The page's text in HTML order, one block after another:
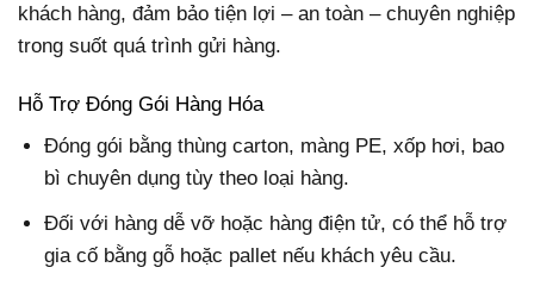
khách hàng, đảm bảo tiện lợi – an toàn – chuyên nghiệp
trong suốt quá trình gửi hàng.
Hỗ Trợ Đóng Gói Hàng Hóa
Đóng gói bằng thùng carton, màng PE, xốp hơi, bao
bì chuyên dụng tùy theo loại hàng.
Đối với hàng dễ vỡ hoặc hàng điện tử, có thể hỗ trợ
gia cố bằng gỗ hoặc pallet nếu khách yêu cầu.